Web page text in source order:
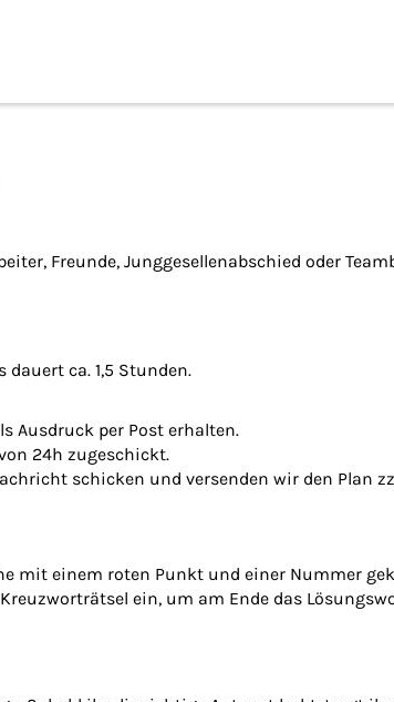
Freunde, Junggesellenabschied oder
dauert ca. 1,5 Stunden.
Ausdruck per Post erhalten.
24h zugeschickt.
schicken und versenden wir den Plan
mit einem roten Punkt und einer Nummer
ein, um am Ende das